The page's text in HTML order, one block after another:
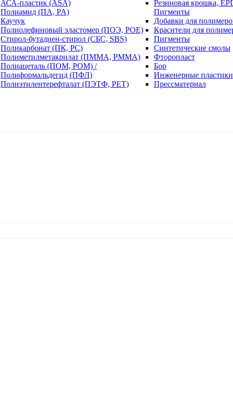
АСА-пластик (ASA)
Полиамид (ПА, PA)
Каучук
Полиолефиновый эластомер (ПОЭ, POE)
Стирол-бутадиен-стирол (СБС, SBS)
Поликарбонат (ПК, PC)
Полиметилметакрилат (ПММА, PMMA)
Полиацеталь (ПОМ, POM) /
Полиформальдегид (ПФЛ)
Полиэтилентерефталат (ПЭТФ, PET)
Резиновая крошка,
Пигменты
Добавки для
Красители для
Пигменты
Синтетические смолы
Фторопласт
Бор
Инженерные пластики
Прессматериал